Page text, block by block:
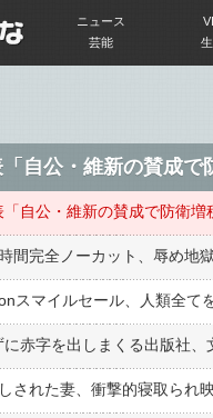
ニュース
芸能
間完全ノーカット、辱め地
スマイルセール、人類全て
に赤字を出しまくる出版社
された妻、衝撃的寝取られ